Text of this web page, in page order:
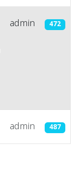
admin 472
admin 487